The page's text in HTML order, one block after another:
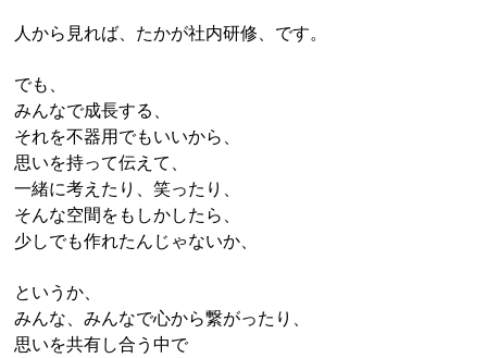
人から見れば、たかが社内研修、です。
でも、
みんなで成長する、
それを不器用でもいいから、
思いを持って伝えて、
一緒に考えたり、笑ったり、
そんな空間をもしかしたら、
少しでも作れたんじゃないか、
というか、
みんな、みんなで心から繋がったり、
思いを共有し合う中で